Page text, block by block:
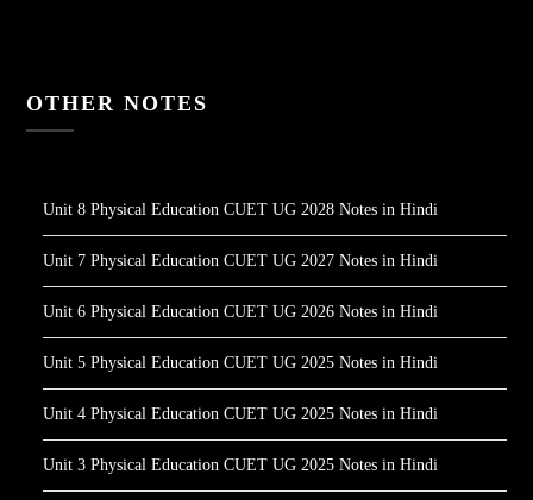
OTHER NOTES
Unit 8 Physical Education CUET UG 2028 Notes in Hindi
Unit 7 Physical Education CUET UG 2027 Notes in Hindi
Unit 6 Physical Education CUET UG 2026 Notes in Hindi
Unit 5 Physical Education CUET UG 2025 Notes in Hindi
Unit 4 Physical Education CUET UG 2025 Notes in Hindi
Unit 3 Physical Education CUET UG 2025 Notes in Hindi